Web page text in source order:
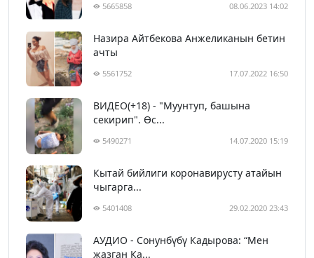
5665858 08.06.2023 14:02
Назира Айтбекова Анжеликанын бетин
ачты
5561752 17.07.2022 16:50
ВИДЕО(+18) - "Муунтуп, башына
секирип". Өс...
5490271 14.07.2020 15:19
Кытай бийлиги коронавирусту атайын
чыгарга...
5401408 29.02.2020 23:43
АУДИО - Сонунбүбү Кадырова: “Мен
жазган Ка...